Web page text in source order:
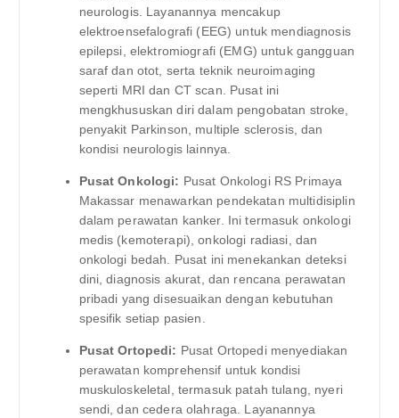
neurologis. Layanannya mencakup
elektroensefalografi (EEG) untuk mendiagnosis
epilepsi, elektromiografi (EMG) untuk gangguan
saraf dan otot, serta teknik neuroimaging
seperti MRI dan CT scan. Pusat ini
mengkhususkan diri dalam pengobatan stroke,
penyakit Parkinson, multiple sclerosis, dan
kondisi neurologis lainnya.
Pusat Onkologi: Pusat Onkologi RS Primaya
Makassar menawarkan pendekatan multidisiplin
dalam perawatan kanker. Ini termasuk onkologi
medis (kemoterapi), onkologi radiasi, dan
onkologi bedah. Pusat ini menekankan deteksi
dini, diagnosis akurat, dan rencana perawatan
pribadi yang disesuaikan dengan kebutuhan
spesifik setiap pasien.
Pusat Ortopedi: Pusat Ortopedi menyediakan
perawatan komprehensif untuk kondisi
muskuloskeletal, termasuk patah tulang, nyeri
sendi, dan cedera olahraga. Layanannya